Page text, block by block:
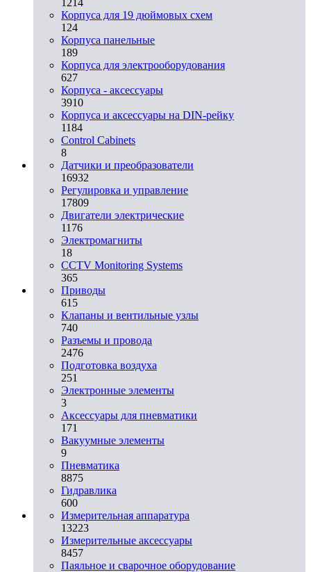
Корпуса для 19 дюймовых схем
124
Корпуса панельные
189
Корпуса для электрооборудования
627
Корпуса - аксессуары
3910
Корпуса и аксессуары на DIN-рейку
1184
Control Cabinets
8
Датчики и преобразователи
16932
Регулировка и управление
17809
Двигатели электрические
1176
Электромагниты
18
CCTV Monitoring Systems
365
Приводы
615
Клапаны и вентильные узлы
740
Разъемы и провода
2476
Подготовка воздуха
251
Электронные элементы
3
Аксессуары для пневматики
171
Вакуумные элементы
9
Пневматика
8875
Гидравлика
600
Измерительная аппаратура
13223
Измерительные аксессуары
8457
Паяльное и сварочное оборудование